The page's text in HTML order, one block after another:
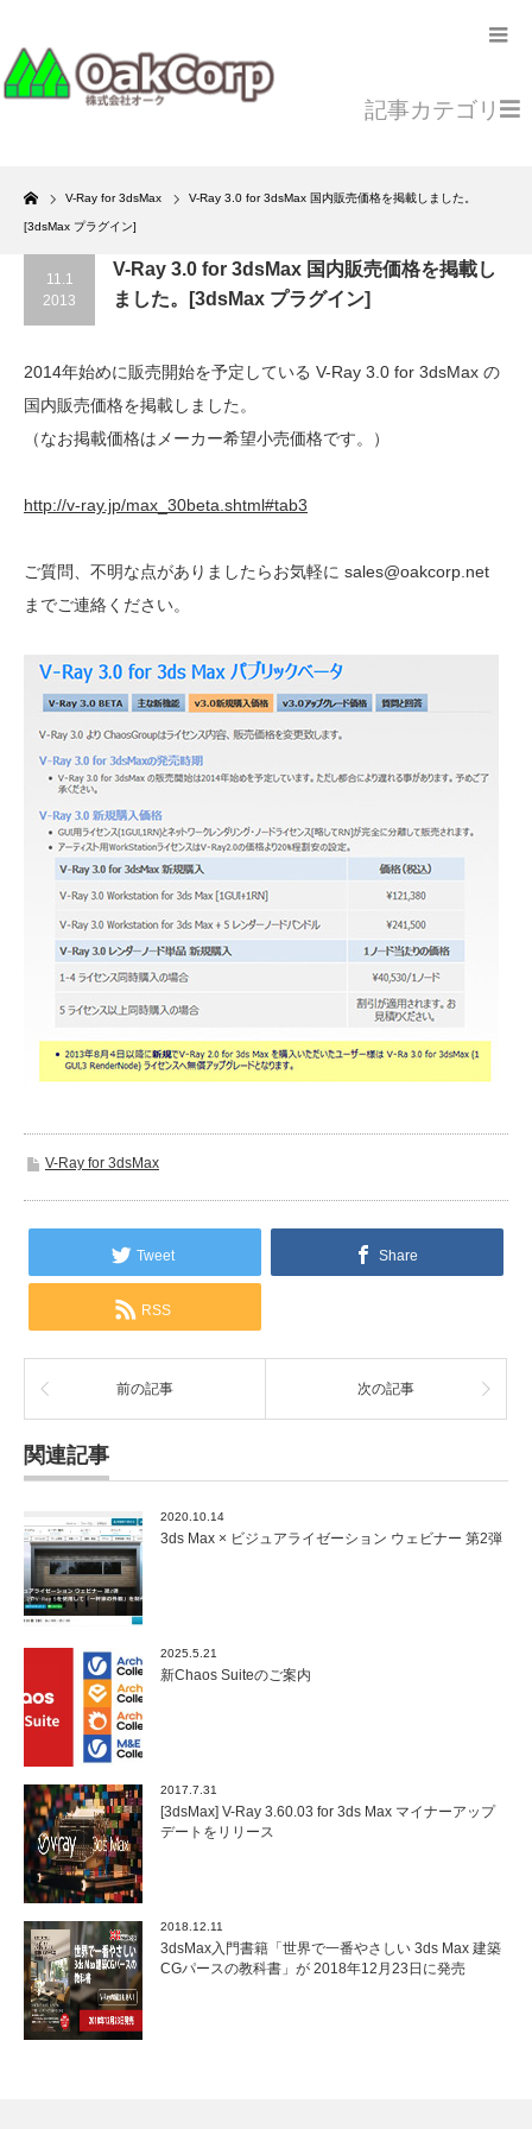
Home
V-Ray for 3dsMax V-Ray 3.0 for 3dsMax 国内販売価格を掲載しました。
[3dsMax プラグイン]
記事カテゴリ
11.1
2013
V-Ray 3.0 for 3dsMax 国内販売価格を掲載し
ました。[3dsMax プラグイン]
2014年始めに販売開始を予定している V-Ray 3.0 for 3dsMax の
国内販売価格を掲載しました。
（なお掲載価格はメーカー希望小売価格です。）
http://v-ray.jp/max_30beta.shtml#tab3
ご質問、不明な点がありましたらお気軽に sales@oakcorp.net
までご連絡ください。
V-Ray for 3dsMax
Tweet Share
RSS
前の記事 次の記事
関連記事
2020.10.14
3ds Max × ビジュアライゼーション ウェビナー 第2弾
2025.5.21
新Chaos Suiteのご案内
2017.7.31
[3dsMax] V-Ray 3.60.03 for 3ds Max マイナーアップ
デートをリリース
2018.12.11
3dsMax入門書籍「世界で一番やさしい 3ds Max 建築
CGパースの教科書」が 2018年12月23日に発売